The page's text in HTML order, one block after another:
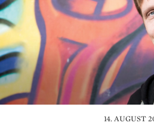
14. AUGUST